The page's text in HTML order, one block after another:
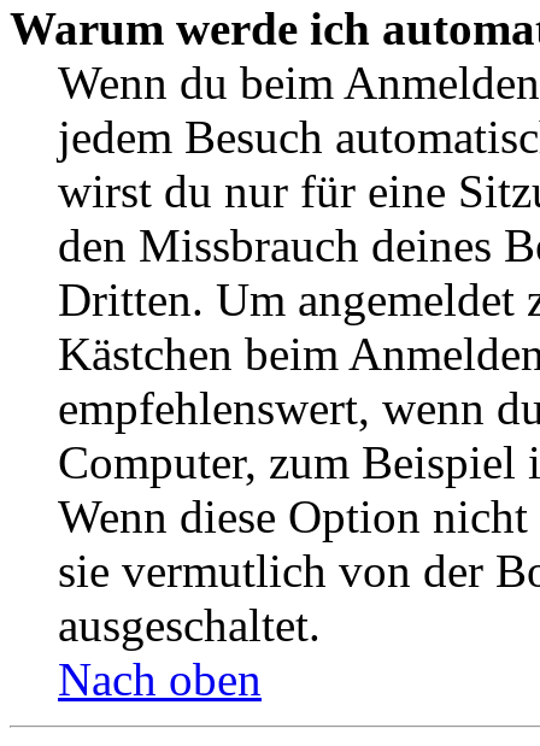
Warum werde ich
Wenn du beim
jedem Besuch
wirst du nur für eine
den Missbrauch deines
Dritten. Um angemeldet
Kästchen beim
empfehlenswert, wenn
Computer, zum Beispiel
Wenn diese Option
sie vermutlich von der
ausgeschaltet.
Nach oben